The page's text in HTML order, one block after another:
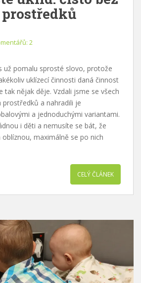
2
už pomalu sprosté slovo, protože
uklízecí činnosti daná činnost
tak nějak děje. Vzdali jsme se všech
prostředků a nahradili je
a jednoduchými variantami.
i děti a nemusíte se bát, že
maximálně se po nich
CELÝ ČLÁNEK